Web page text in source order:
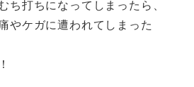
ち打ちになってしまったら、
やケガに遭われてしまった